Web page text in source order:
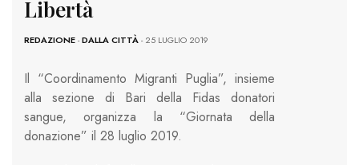
Libertà
REDAZIONE-DALLA CITTÀ- 25 LUGLIO 2019
Il “Coordinamento Migranti Puglia”, insieme
alla sezione di Bari della Fidas donatori
sangue, organizza la “Giornata della
donazione” il 28 luglio 2019.